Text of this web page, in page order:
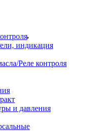
индикация
Реле контроля
и давления